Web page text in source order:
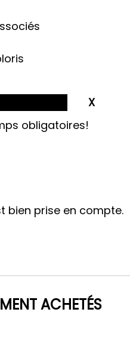
obligatoires!
bien prise en compte.
ACHETÉS